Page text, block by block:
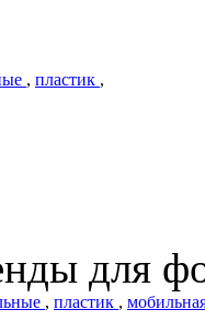
, пластик ,
для
, пластик ,